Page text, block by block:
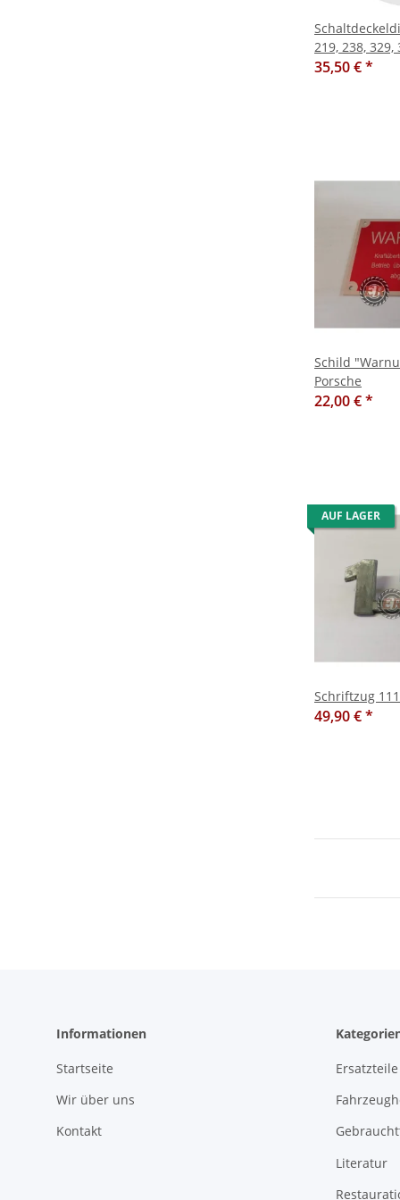
219, 238, 329,
35,50 €*
Schild
Porsche
22,00 €*
AUF LAGER
Schriftzug
49,90 €*
Informationen
Startseite
Wir über uns
Kontakt
Ersatzteile
Literatur